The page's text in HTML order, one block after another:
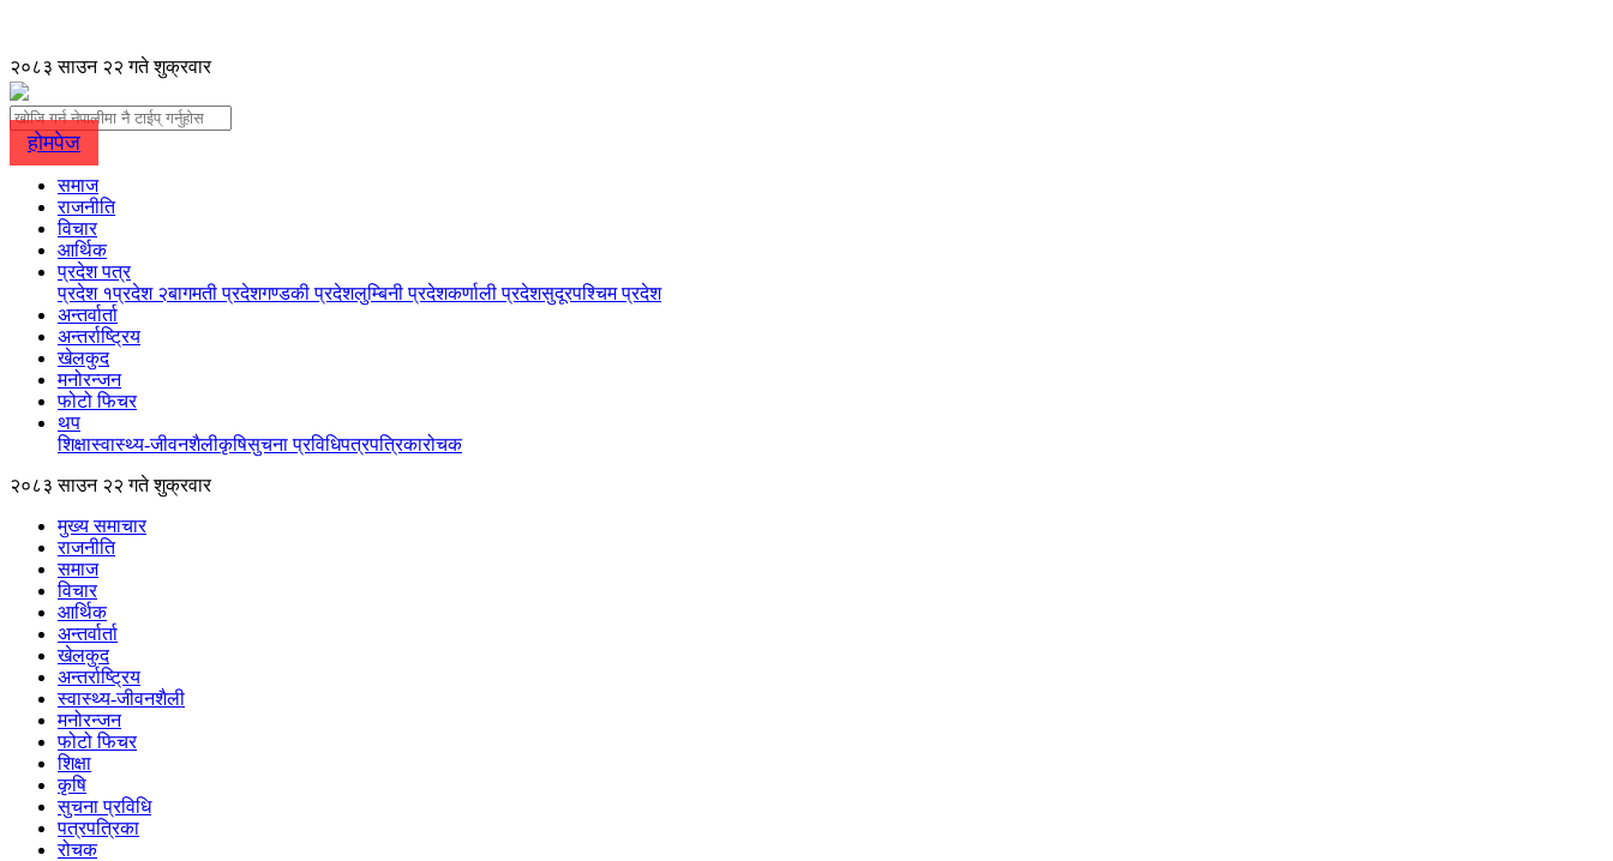
२०८३ साउन २२ गते शुक्रवार
होमपेज
समाज
राजनीति
विचार
आर्थिक
प्रदेश पत्र
प्रदेश १प्रदेश २बागमती प्रदेशगण्डकी प्रदेशलुम्बिनी प्रदेशकर्णाली प्रदेशसुदूरपश्चिम प्रदेश
अन्तर्वार्ता
अन्तर्राष्ट्रिय
खेलकुद
मनोरन्जन
फोटो फिचर
थप
शिक्षास्वास्थ्य-जीवनशैलीकृषिसुचना प्रविधिपत्रपत्रिकारोचक
२०८३ साउन २२ गते शुक्रवार
मुख्य समाचार
राजनीति
समाज
विचार
आर्थिक
अन्तर्वार्ता
खेलकुद
अन्तर्राष्ट्रिय
स्वास्थ्य-जीवनशैली
मनोरन्जन
फोटो फिचर
शिक्षा
कृषि
सुचना प्रविधि
पत्रपत्रिका
रोचक